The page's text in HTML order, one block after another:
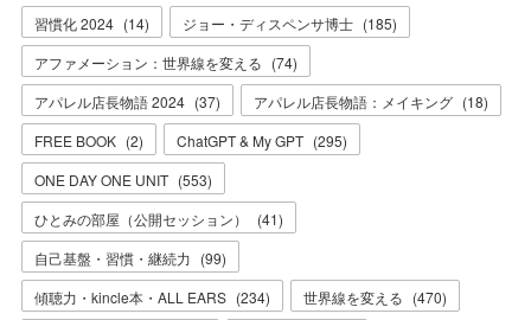
習慣化 2024 (14) ジョー・ディスペンサ博士 (185)
アファメーション：世界線を変える (74)
アパレル店長物語 2024 (37) アパレル店長物語：メイキング (18)
FREE BOOK (2) ChatGPT & My GPT (295)
ONE DAY ONE UNIT (553)
ひとみの部屋（公開セッション）
(41)
自己基盤・習慣・継続力 (99)
傾聴力・kincle本・ALL EARS (234) 世界線を変える (470)